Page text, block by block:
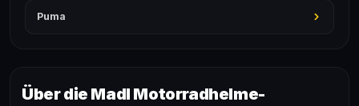
Puma
Über die Madl Motorradhelme-